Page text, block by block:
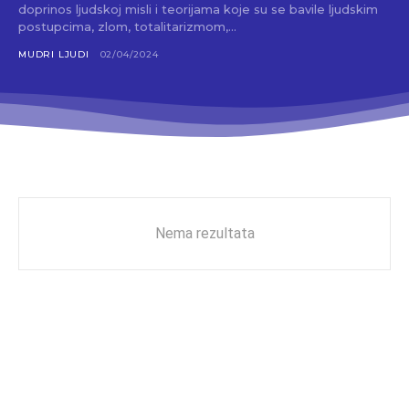
doprinos ljudskoj misli i teorijama koje su se bavile ljudskim
postupcima, zlom, totalitarizmom,...
MUDRI LJUDI 02/04/2024
Nema rezultata